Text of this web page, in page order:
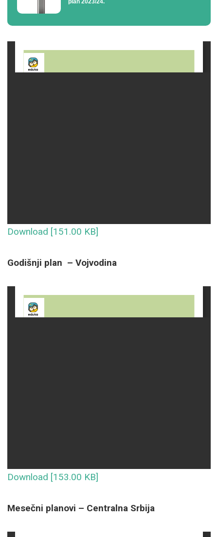
plan 2023/24.
Download [151.00 KB]
Godišnji plan – Vojvodina
Download [153.00 KB]
Mesečni planovi – Centralna Srbija